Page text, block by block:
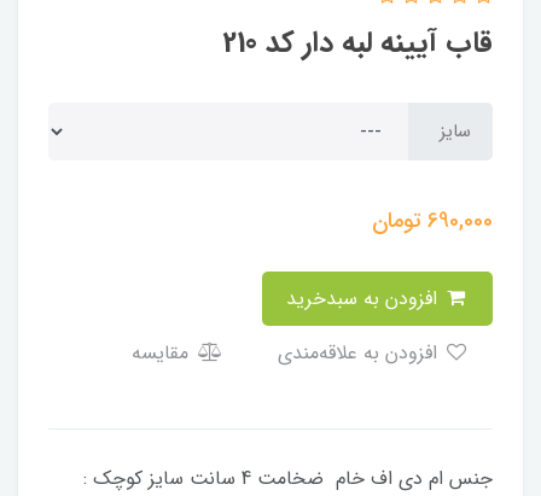
قاب آیینه لبه دار کد 210
سایز
690,000تومان
مقایسه
جنس ام دی اف خام ضخامت 4 سانت سایز کوچک :